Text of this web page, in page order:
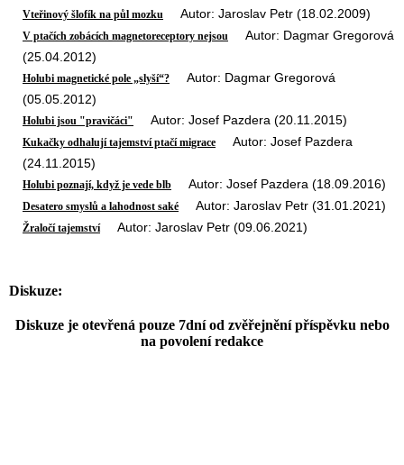
Vteřinový šlofík na půl mozku Autor: Jaroslav Petr (18.02.2009)
V ptačích zobácích magnetoreceptory nejsou
Autor: Dagmar Gregorová
(25.04.2012)
Holubi magnetické pole „slyší“? Autor: Dagmar Gregorová
(05.05.2012)
Holubi jsou "pravičáci" Autor: Josef Pazdera (20.11.2015)
Kukačky odhalují tajemství ptačí migrace Autor: Josef Pazdera
(24.11.2015)
Holubi poznají, když je vede blb Autor: Josef Pazdera (18.09.2016)
Desatero smyslů a lahodnost saké Autor: Jaroslav Petr (31.01.2021)
Žraločí tajemstvíAutor: Jaroslav Petr (09.06.2021)
Diskuze:
Diskuze je otevřená pouze 7dní od zvěřejnění příspěvku nebo
na povolení redakce